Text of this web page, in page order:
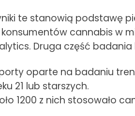
te stanowią podstawę
cannabis w
Druga część
oparte na badaniu
21 lub starszych.
1200 z nich stosowało